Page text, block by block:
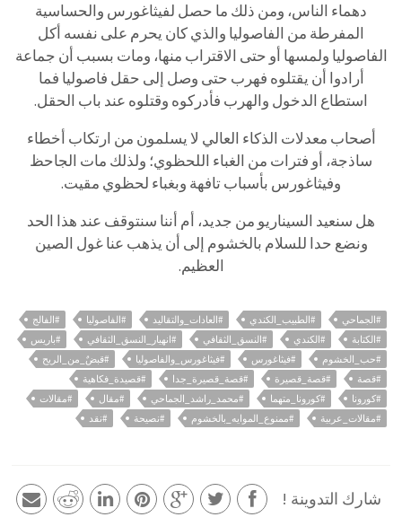
دهماء الناس، ومن ذلك ما حصل لفيثاغورس والحساسية
المفرطة من الفاصوليا والذيكان يحرم على نفسه أكل
الفاصوليا ولمسها أو حتى الاقتراب منها، ومات بسبب أن جماعة
أرادوا أن يقتلوه فهرب حتى وصل إلى حقل فاصوليا فما
استطاع الدخول والهرب فأدركوه وقتلوه عند باب الحقل.
أصحاب معدلات الذكاء العالي لا يسلمون من ارتكاب أخطاء
ساذجة، أو فترات من الغباء اللحظوي؛ ولذلك مات الجاحظ
وفيثاغورس بأسبابتافهة وبغباء لحظوي مقيت.
هل سنعيد السيناريو من جديد، أم أننا سنتوقف عند هذا الحد
ونضع حدا للسلام بالخشوم إلى أن يذهب عنا غول الصين
العظيم.
#الجماحي #الطبيب_الكندي #العادات_والتقاليد #الفاصوليا
#الفالج
#الكتابة
#الكندي #النسق_الثقافي #انهيار_النسق_الثقافي
#باريس
#حب_الخشوم
#فيثاغورس #فيثاغورس_والفاصوليا
#قبضٌ_من_الريح
#قصة
#قصة_قصيرة #قصة_قصيرة_جدا
#قصيدة_فكاهية
#كورونا
#كورونا_متهما #محمد_راشد_الجماحي #مقال
#مقالات
#مقالات_عربية
#ممنوع_الموايه_بالخشوم #نصيحة #نقد
شارك التدوينة !